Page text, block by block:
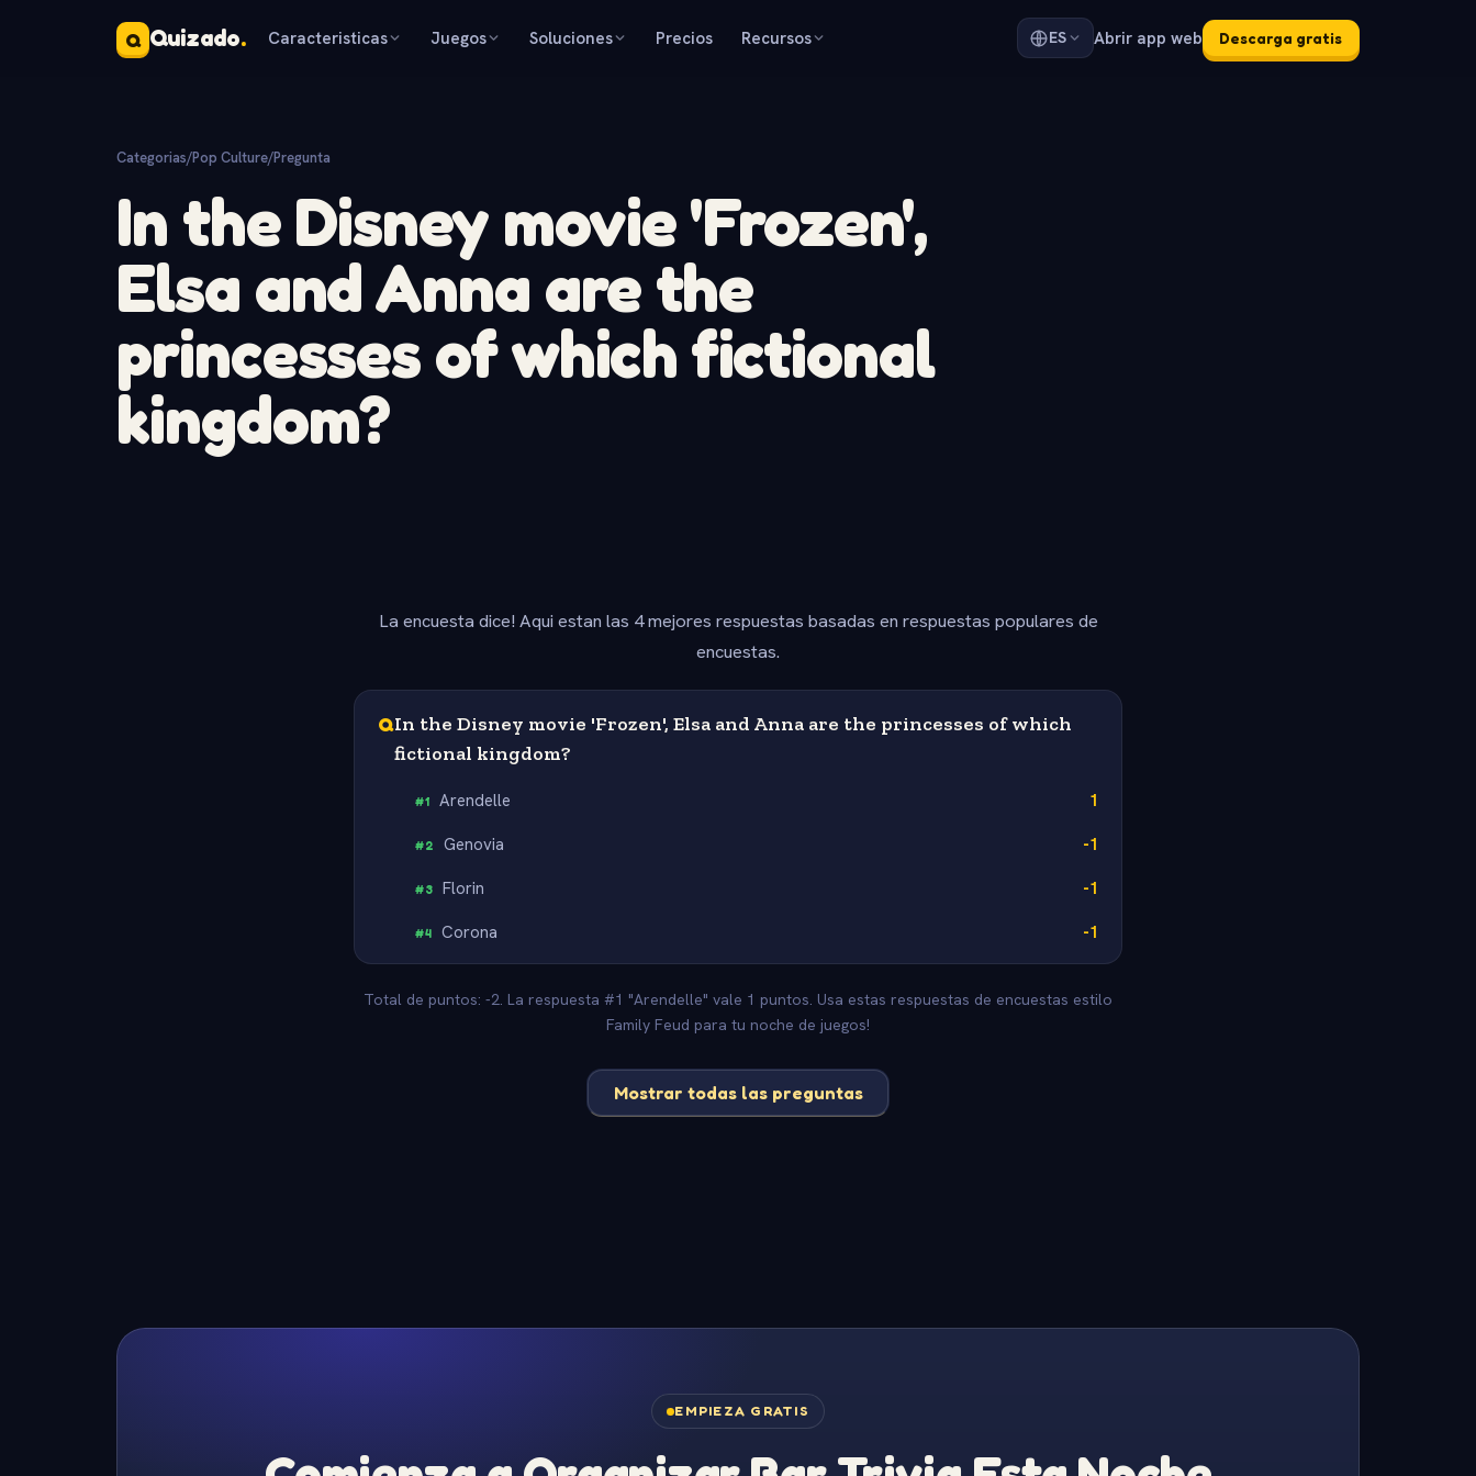
Q Quizado. Caracteristicas Juegos Soluciones Precios Recursos ES Abrir app web Descarga gratis
Categorias/Pop Culture/Pregunta
In the Disney movie 'Frozen',
Elsa and Anna are the
princesses of which fictional
kingdom?
La encuesta dice! Aqui estan las 4 mejores respuestas basadas en respuestas populares de
encuestas.
QIn the Disney movie 'Frozen', Elsa and Anna are the princesses of which
fictional kingdom?
#1 Arendelle 1
#2 Genovia -1
#3 Florin -1
#4 Corona -1
Total de puntos: -2. La respuesta #1 "Arendelle" vale 1 puntos. Usa estas respuestas de encuestas estilo
Family Feud para tu noche de juegos!
Mostrar todas las preguntas
EMPIEZA GRATIS